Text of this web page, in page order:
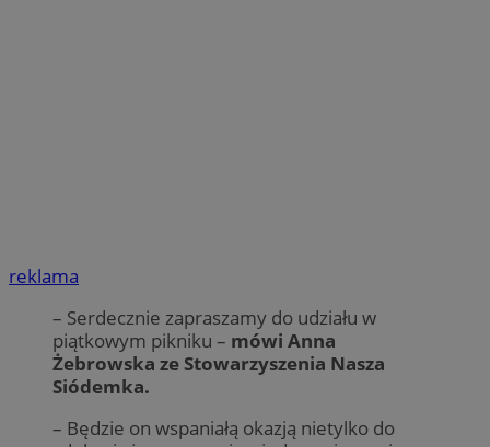
reklama
– Serdecznie zapraszamy do udziału w
piątkowym pikniku – mówi Anna
Żebrowska ze Stowarzyszenia Nasza
Siódemka.
– Będzie on wspaniałą okazją nietylko do